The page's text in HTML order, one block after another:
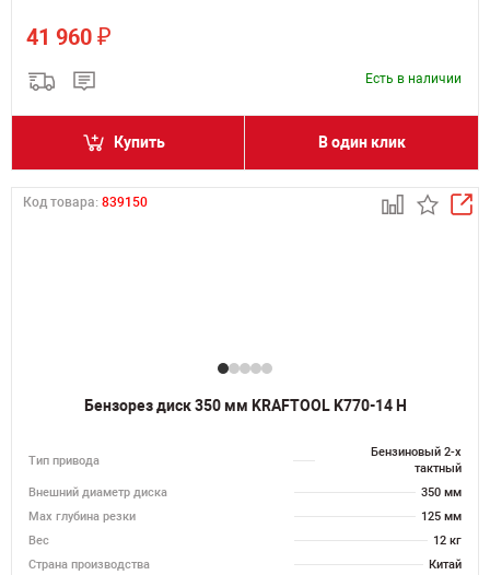
41 960 ₽
Есть в наличии
Купить В один клик
Код товара: 839150
Бензорез диск 350 мм KRAFTOOL K770-14 H
Тип привода
Бензиновый 2-х
тактный
Внешний диаметр диска
350 мм
Max глубина резки
125 мм
Вес
12 кг
Страна производства
Китай